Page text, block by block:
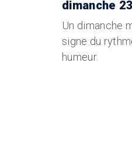
dimanche
Un dimanche
signe du
humeur.